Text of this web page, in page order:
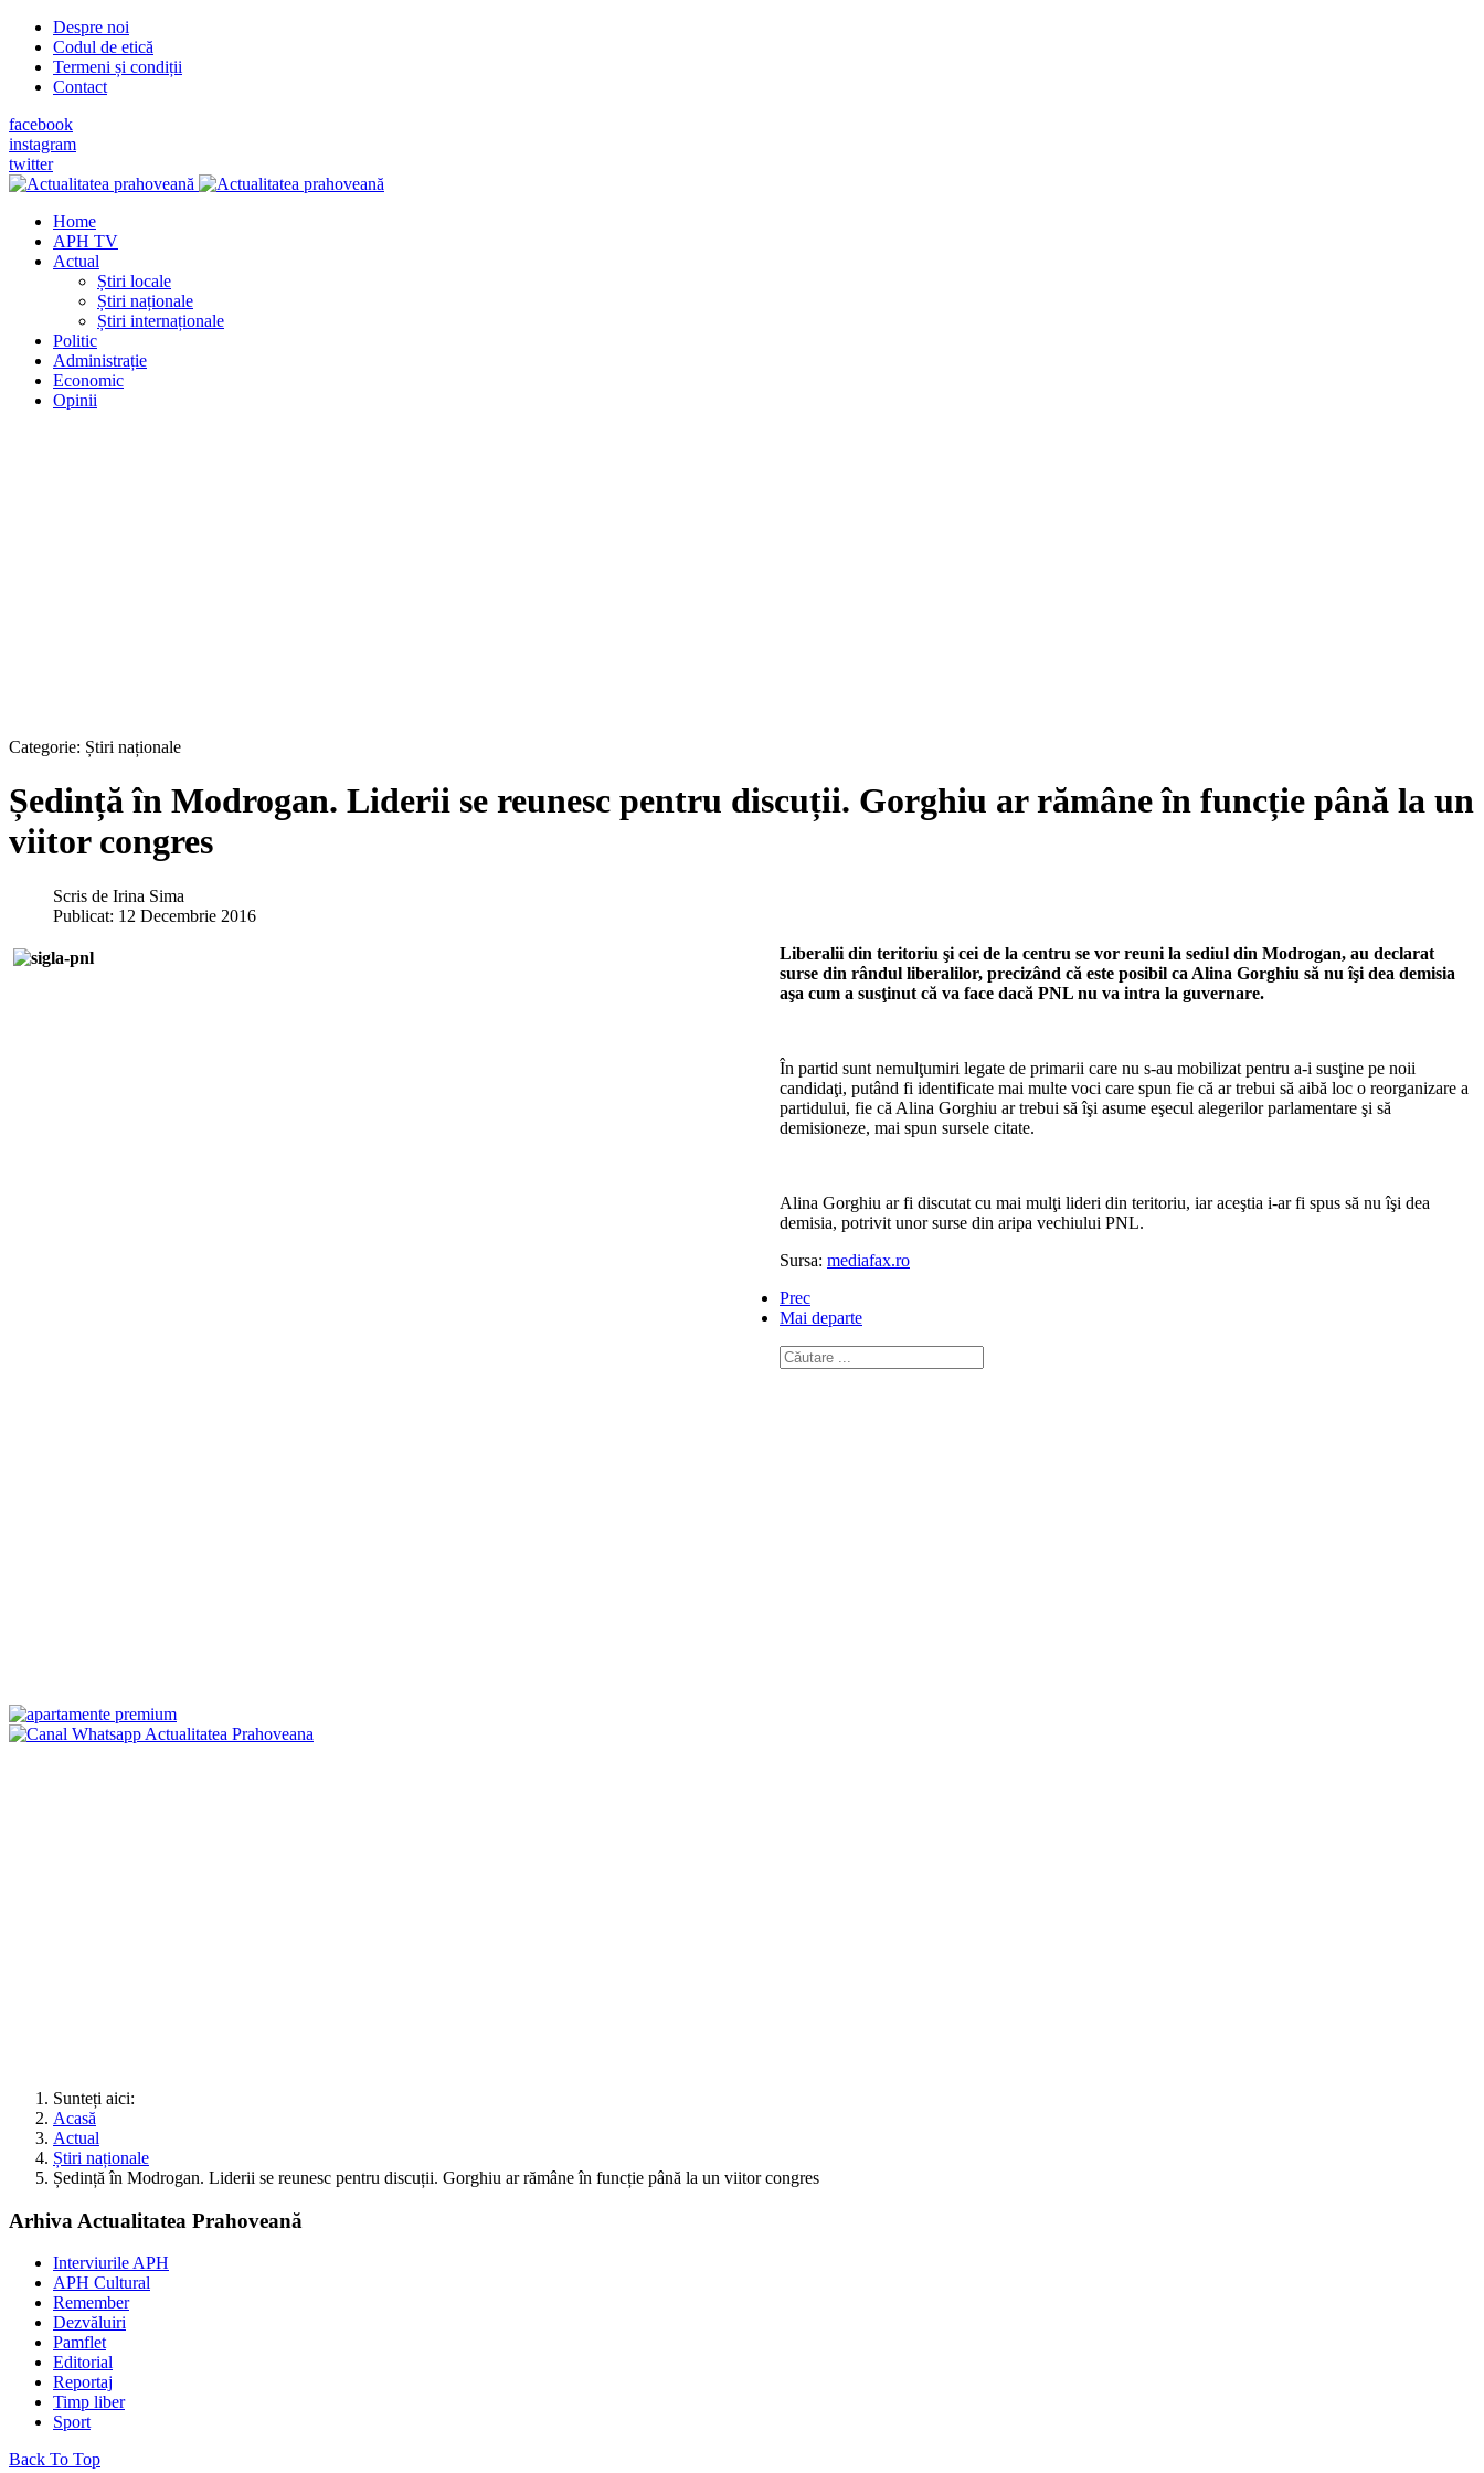
Despre noi
Codul de etică
Termeni și condiții
Contact
facebook
instagram
twitter
Home
APH TV
Actual
Știri locale
Știri naționale
Știri internaționale
Politic
Administrație
Economic
Opinii
Categorie: Știri naționale
Ședință în Modrogan. Liderii se reunesc pentru discuții. Gorghiu ar rămâne în funcție până la un
viitor congres
Scris de Irina Sima
Publicat: 12 Decembrie 2016
Liberalii din teritoriu şi cei de la centru se vor reuni la sediul din Modrogan, au declarat
surse din rândul liberalilor, precizând că este posibil ca Alina Gorghiu să nu îşi dea demisia
aşa cum a susţinut că va face dacă PNL nu va intra la guvernare.
În partid sunt nemulţumiri legate de primarii care nu s-au mobilizat pentru a-i susţine pe noii
candidaţi, putând fi identificate mai multe voci care spun fie că ar trebui să aibă loc o reorganizare a
partidului, fie că Alina Gorghiu ar trebui să îşi asume eşecul alegerilor parlamentare şi să
demisioneze, mai spun sursele citate.
Alina Gorghiu ar fi discutat cu mai mulţi lideri din teritoriu, iar aceştia i-ar fi spus să nu îşi dea
demisia, potrivit unor surse din aripa vechiului PNL.
Sursa: mediafax.ro
Prec
Mai departe
Sunteți aici:
Acasă
Actual
Știri naționale
Ședință în Modrogan. Liderii se reunesc pentru discuții. Gorghiu ar rămâne în funcție până la un viitor congres
Arhiva Actualitatea Prahoveană
Interviurile APH
APH Cultural
Remember
Dezvăluiri
Pamflet
Editorial
Reportaj
Timp liber
Sport
Back To Top